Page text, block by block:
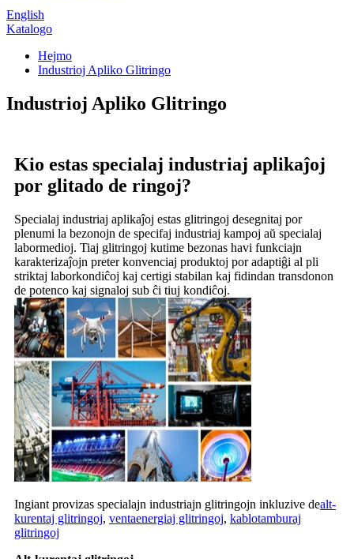
English
Katalogo
Hejmo
Industrioj Apliko Glitringo
Industrioj Apliko Glitringo
Kio estas specialaj industriaj aplikaĵoj
por glitado de ringoj?
Specialaj industriaj aplikaĵoj estas glitringoj desegnitaj por
plenumi la bezonojn de specifaj industriaj kampoj aŭ specialaj
labormedioj. Tiaj glitringoj kutime bezonas havi funkciajn
karakterizaĵojn preter konvenciaj produktoj por adaptiĝi al pli
striktaj laborkondiĉoj kaj certigi stabilan kaj fidindan transdonon
de potenco kaj signaloj sub ĉi tiuj kondiĉoj.
Ingiant provizas specialajn industriajn glitringojn inkluzive dealt-
kurentaj glitringoj, ventaenergiaj glitringoj, kablotamburaj
glitringoj